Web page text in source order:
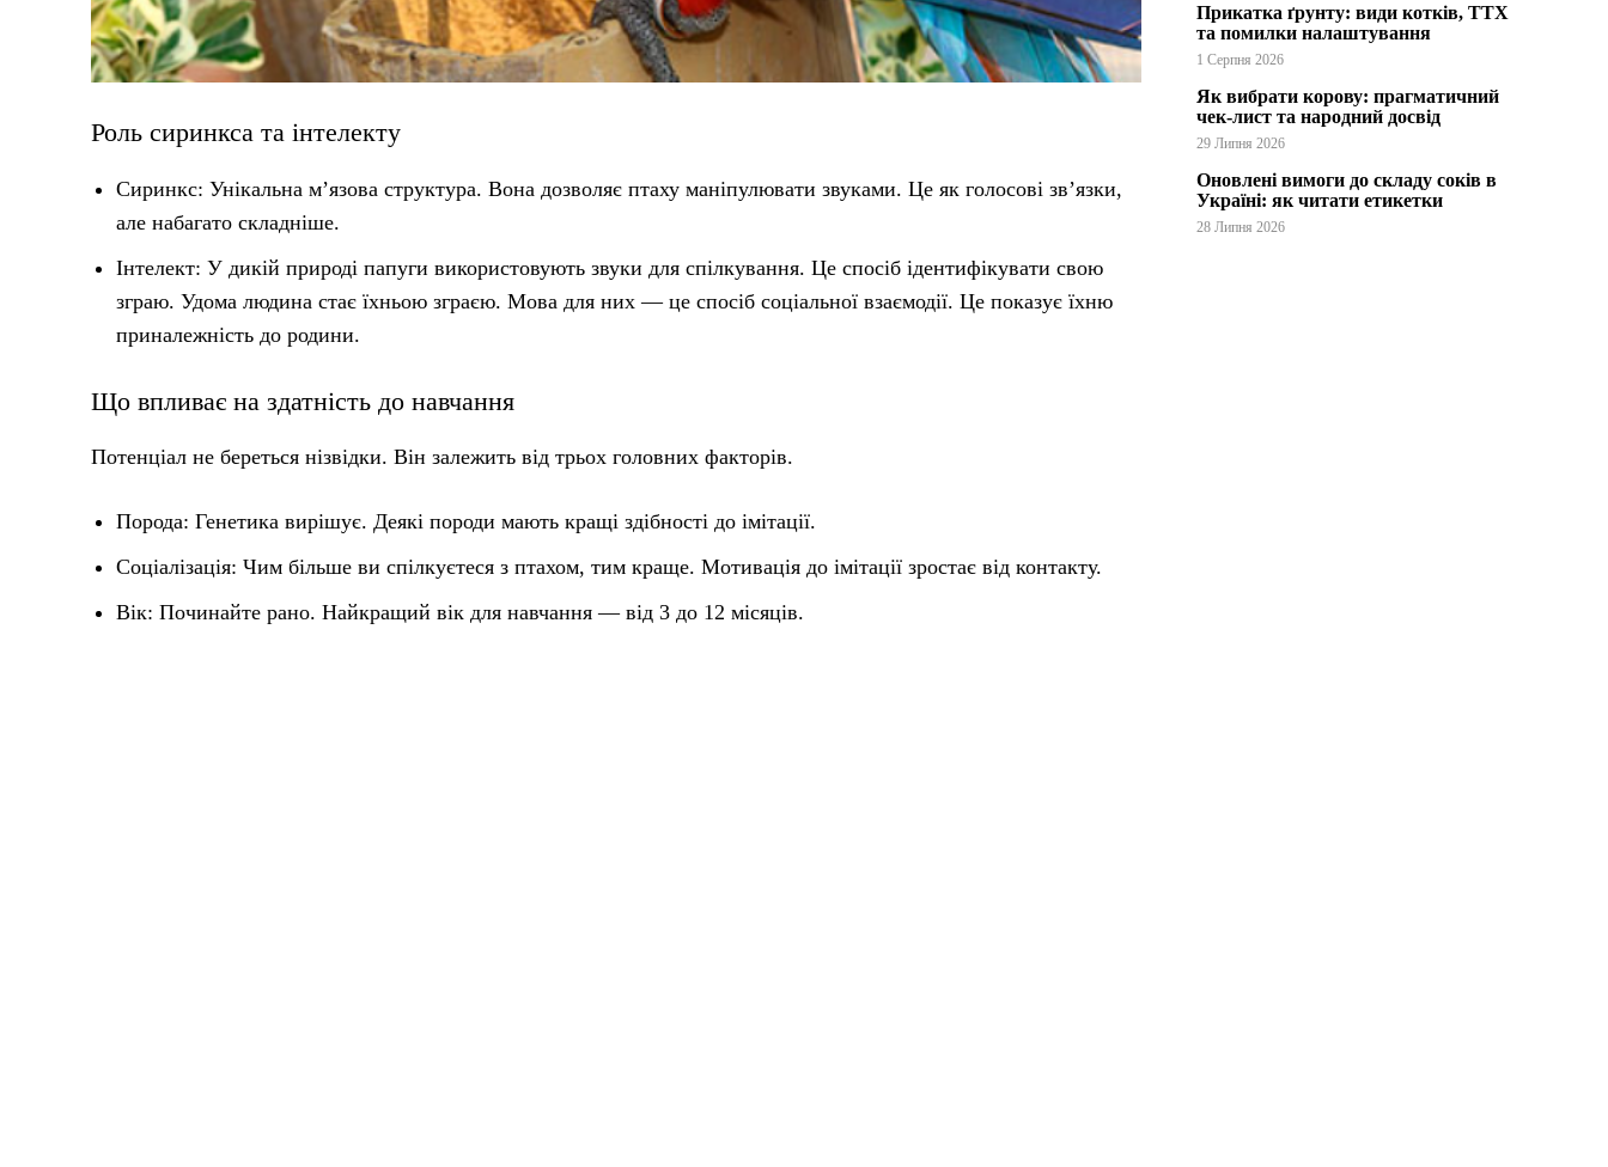
Роль сиринкса та інтелекту
Сиринкс: Унікальна м’язова структура. Вона дозволяє птаху маніпулювати звуками. Це як голосові зв’язки,
але набагато складніше.
Інтелект: У дикій природі папуги використовують звуки для спілкування. Це спосіб ідентифікувати свою
зграю. Удома людина стає їхньою зграєю. Мова для них — це спосіб соціальної взаємодії. Це показує їхню
приналежність до родини.
Що впливає на здатність до навчання
Потенціал не береться нізвідки. Він залежить від трьох головних факторів.
Порода: Генетика вирішує. Деякі породи мають кращі здібності до імітації.
Соціалізація: Чим більше ви спілкуєтеся з птахом, тим краще. Мотивація до імітації зростає від контакту.
Вік: Починайте рано. Найкращий вік для навчання — від 3 до 12 місяців.
Прикатка ґрунту: види котків, ТТХ
та помилки налаштування
1 Серпня 2026
Як вибрати корову: прагматичний
чек-лист та народний досвід
29 Липня 2026
Оновлені вимоги до складу соків в
Україні: як читати етикетки
28 Липня 2026